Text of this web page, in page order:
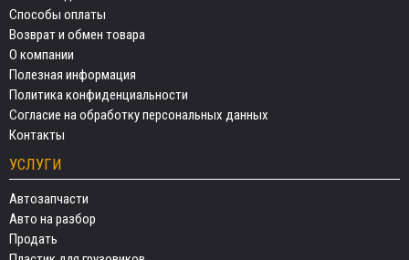
Способы оплаты
Возврат и обмен товара
О компании
Полезная информация
Политика конфиденциальности
Согласие на обработку персональных данных
Контакты
УСЛУГИ
Автозапчасти
Авто на разбор
Продать